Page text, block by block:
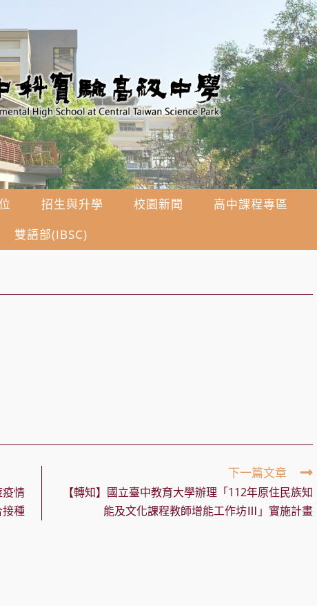
招生與升學 校園新聞 高中課程專區
雙語部(IBSC)
疫情
種
下一篇文章
【轉知】國立臺中教育大學辦理「112年原住民族知
能及文化課程教師增能工作坊Ⅲ」實施計畫